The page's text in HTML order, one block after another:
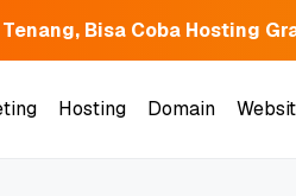
Bisa Coba Hosting
Hosting Domain